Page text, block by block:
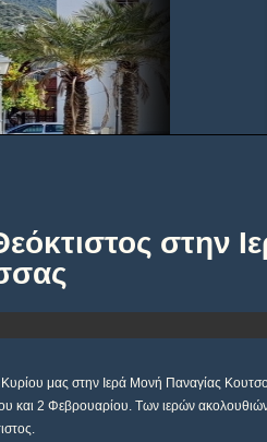
στην
μας στην Ιερά Μονή Παναγίας
και 2 Φεβρουαρίου. Των ιερών ακολουθιών